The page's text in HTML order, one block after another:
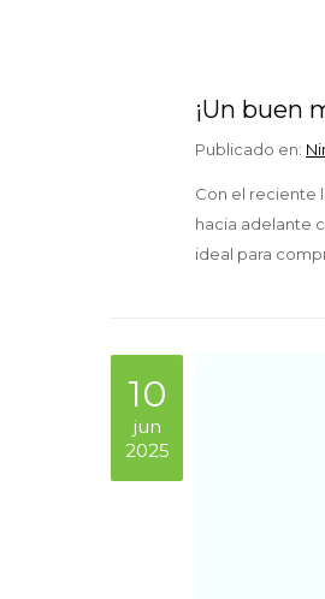
¡Un buen
Publicado en:
Con el reciente
hacia adelante
ideal para
10
jun
2025